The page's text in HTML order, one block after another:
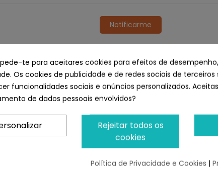
Notificarme
Healthy Adult Chicken
te para aceitares cookies para efeitos de
Os cookies de publicidade e de redes sociais de terceiros
funcionalidades sociais e anúncios personalizados.
de dados pessoais envolvidos?
Rejeitar todos os
cookies
Política de Privacidade e Cookies |